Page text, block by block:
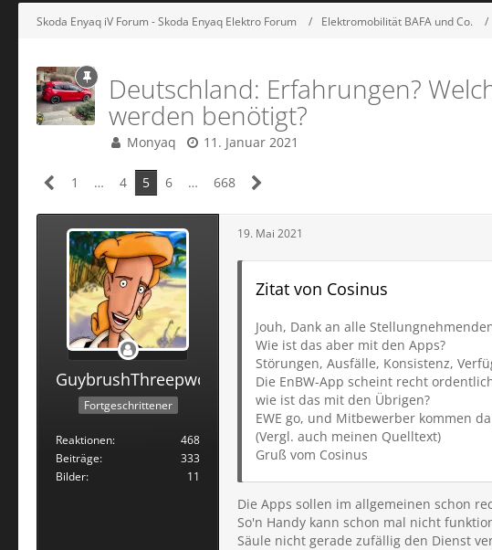
Skoda Enyaq iV Forum - Skoda Enyaq Elektro Forum Elektromobilität BAFA und Co.
Deutschland: Erfahrungen?
werden benötigt?
Monyaq 11. Januar 2021
1 … 4 5 6 … 668
GuybrushThreepwood
Fortgeschrittener
Reaktionen
468
Beiträge
333
Bilder
11
19. Mai 2021
Zitat von Cosinus
Jouh, Dank an alle
Wie ist das aber mit den Apps?
Störungen, Ausfälle, Konsistenz,
Die EnBW-App scheint recht
wie ist das mit den Übrigen?
EWE go, und Mitbewerber kommen
(Vergl. auch meinen Quelltext)
Gruß vom Cosinus
Die Apps sollen im allgemeinen schon
So'n Handy kann schon mal nicht
Säule nicht gerade zufällig den Dienst